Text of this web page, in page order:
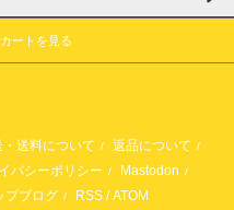
カートを見る
・送料について / 返品について /
バシーポリシー / Mastodon /
プブログ / RSS/ATOM